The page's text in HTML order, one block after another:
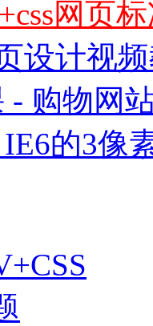
网页
设计视
- 购物网
的3像